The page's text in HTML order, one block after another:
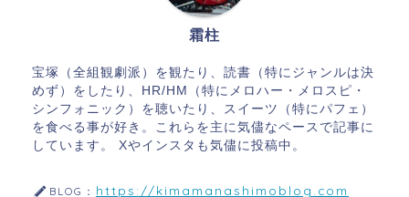
霜柱
宝塚（全組観劇派）を観たり、読書（特にジャンルは決
めず）をしたり、HR/HM（特にメロハー・メロスピ・
シンフォニック）を聴いたり、スイーツ（特にパフェ）
を食べる事が好き。これらを主に気儘なペースで記事に
しています。 Xやインスタも気儘に投稿中。
BLOG： https://kimamanashimoblog.com